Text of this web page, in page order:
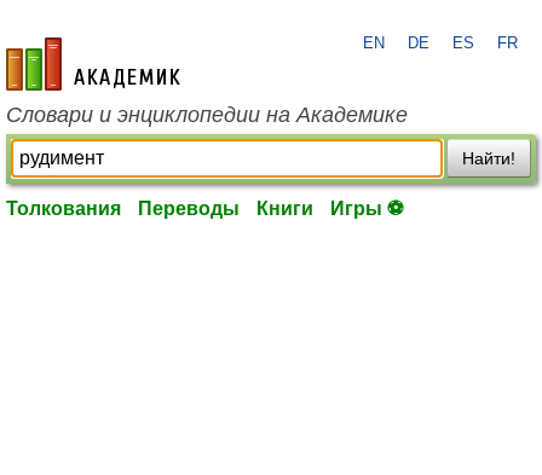
academic.ru
EN DE ES FR
Словари и энциклопедии на Академике
Найти!
Толкования Переводы Книги Игры ⚽